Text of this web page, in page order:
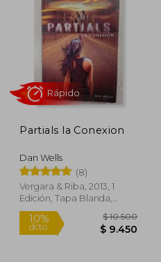
Partials la Conexion
Dan Wells
(8)
Vergara & Riba, 2013, 1
Edición, Tapa Blanda,
Nuevo